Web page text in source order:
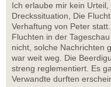
Ich erlaube mir kein
Dreckssituation, Die
Verhaftung von Peter
Fluchten in der
nicht, solche Nachrichten
war weit weg. Die
streng reglementiert. Es
Verwandte durften